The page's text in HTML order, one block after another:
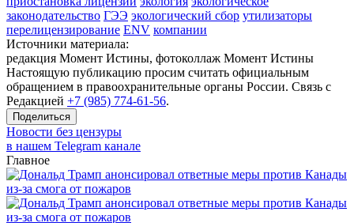
законодательство ГЭЭ экологический сбор утилизаторы
перелицензирование ENV компании
Источники материала:
редакция Момент Истины, фотоколлаж Момент Истины
Настоящую публикацию просим считать официальным
обращением в правоохранительные органы России. Связь с
Редакцией +7 (985) 774-61-56.
Поделиться
Новости без цензуры
в нашем Telegram канале
Главное